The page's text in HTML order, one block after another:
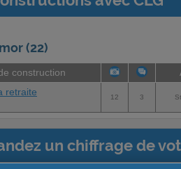
(22)
construction
retraite
12 3
un chiffrage de